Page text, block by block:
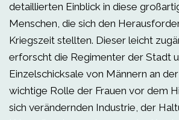
detaillierten Einblick in diese
Menschen, die sich den
Kriegszeit stellten. Dieser leicht
erforscht die Regimenter der Stadt
Einzelschicksale von Männern an
wichtige Rolle der Frauen vor dem
sich verändernden Industrie, der